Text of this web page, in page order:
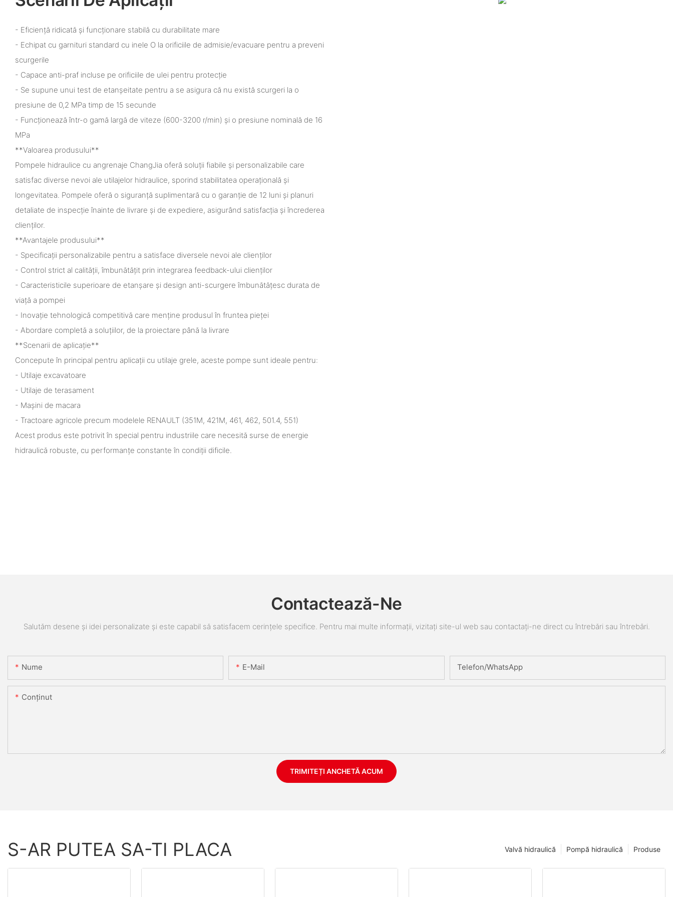
- Eficiență ridicată și funcționare stabilă cu durabilitate mare
- Echipat cu garnituri standard cu inele O la orificiile de admisie/evacuare pentru a preveni
scurgerile
- Capace anti-praf incluse pe orificiile de ulei pentru protecție
- Se supune unui test de etanșeitate pentru a se asigura că nu există scurgeri la o
presiune de 0,2 MPa timp de 15 secunde
- Funcționează într-o gamă largă de viteze (600-3200 r/min) și o presiune nominală de 16
MPa
**Valoarea produsului**
Pompele hidraulice cu angrenaje ChangJia oferă soluții fiabile și personalizabile care
satisfac diverse nevoi ale utilajelor hidraulice, sporind stabilitatea operațională și
longevitatea. Pompele oferă o siguranță suplimentară cu o garanție de 12 luni și planuri
detaliate de inspecție înainte de livrare și de expediere, asigurând satisfacția și încrederea
clienților.
**Avantajele produsului**
- Specificații personalizabile pentru a satisface diversele nevoi ale clienților
- Control strict al calității, îmbunătățit prin integrarea feedback-ului clienților
- Caracteristicile superioare de etanșare și design anti-scurgere îmbunătățesc durata de
viață a pompei
- Inovație tehnologică competitivă care menține produsul în fruntea pieței
- Abordare completă a soluțiilor, de la proiectare până la livrare
**Scenarii de aplicație**
Concepute în principal pentru aplicații cu utilaje grele, aceste pompe sunt ideale pentru:
- Utilaje excavatoare
- Utilaje de terasament
- Mașini de macara
- Tractoare agricole precum modelele RENAULT (351M, 421M, 461, 462, 501.4, 551)
Acest produs este potrivit în special pentru industriile care necesită surse de energie
hidraulică robuste, cu performanțe constante în condiții dificile.
Contactează-Ne
Salutăm desene și idei personalizate și este capabil să satisfacem cerințele specifice. Pentru mai multe informații, vizitați site-ul web sau contactați-ne direct cu întrebări sau întrebări.
Nume E-Mail Telefon/WhatsApp
Conţinut
TRIMITEȚI ANCHETĂ ACUM
S-AR PUTEA SA-TI PLACA Produse
Pompă hidraulică
Valvă hidraulică